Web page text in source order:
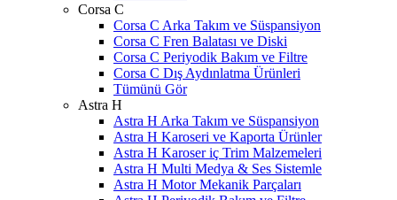
Corsa C
Corsa C Arka Takım ve Süspansiyon
Corsa C Fren Balatası ve Diski
Corsa C Periyodik Bakım ve Filtre
Corsa C Dış Aydınlatma Ürünleri
Tümünü Gör
Astra H
Astra H Arka Takım ve Süspansiyon
Astra H Karoseri ve Kaporta Ürünler
Astra H Karoser iç Trim Malzemeleri
Astra H Multi Medya & Ses Sistemle
Astra H Motor Mekanik Parçaları